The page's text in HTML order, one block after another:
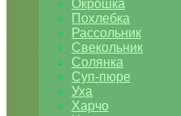
Окрошка
Похлебка
Рассольник
Свекольник
Солянка
Суп-пюре
Уха
Харчо